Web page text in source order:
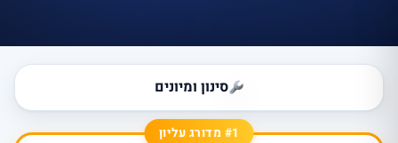
סינון ומיונים
#1 מדורג עליון